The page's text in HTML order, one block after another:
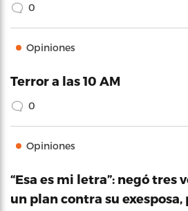
0
Opiniones
Terror a las 10 AM
0
Opiniones
“Esa es mi letra”: negó tres
un plan contra su exesposa,